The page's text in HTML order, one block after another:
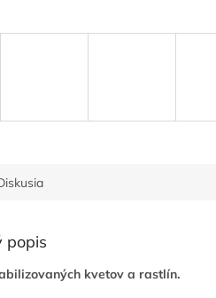
popis
kvetov a rastlín.